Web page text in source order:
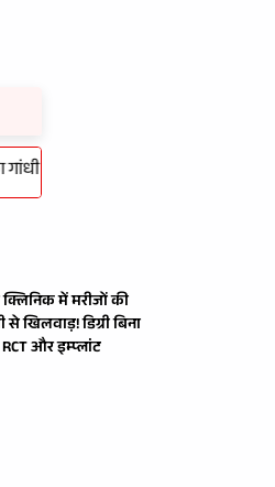
स्टेडियम से किया शुभारम्भ
में मरीजों की
से खिलवाड़! डिग्री बिना
और इम्प्लांट